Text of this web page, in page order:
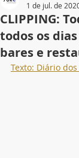
CLIPPING:
todos os
bares e
1 de jul. de
Texto: Diário